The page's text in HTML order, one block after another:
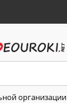
организации